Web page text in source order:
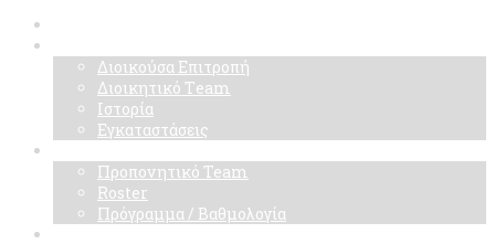
Διοικούσα Επιτροπή
Διοικητικό Τeam
Ιστορία
Εγκαταστάσεις
Προπονητικό Team
Roster
Πρόγραμμα / Βαθμολογία